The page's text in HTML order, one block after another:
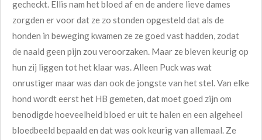
gecheckt. Ellis nam het bloed af en de andere lieve dames
zorgden er voor dat ze zo stonden opgesteld dat als de
honden in beweging kwamen ze ze goed vast hadden, zodat
de naald geen pijn zou veroorzaken. Maar ze bleven keurig op
hun zij liggen tot het klaar was. Alleen Puck was wat
onrustiger maar was dan ook de jongste van het stel. Van elke
hond wordt eerst het HB gemeten, dat moet goed zijn om
benodigde hoeveelheid bloed er uit te halen en een algeheel
bloedbeeld bepaald en dat was ook keurig van allemaal. Ze